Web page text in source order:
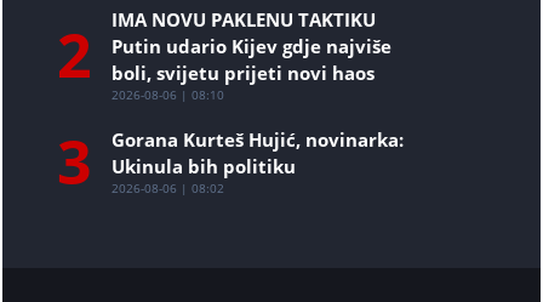
2
IMA NOVU PAKLENU TAKTIKU
Putin udario Kijev gdje najviše
boli, svijetu prijeti novi haos
2026-08-06 | 08:10
3
Gorana Kurteš Hujić, novinarka:
Ukinula bih politiku
2026-08-06 | 08:02